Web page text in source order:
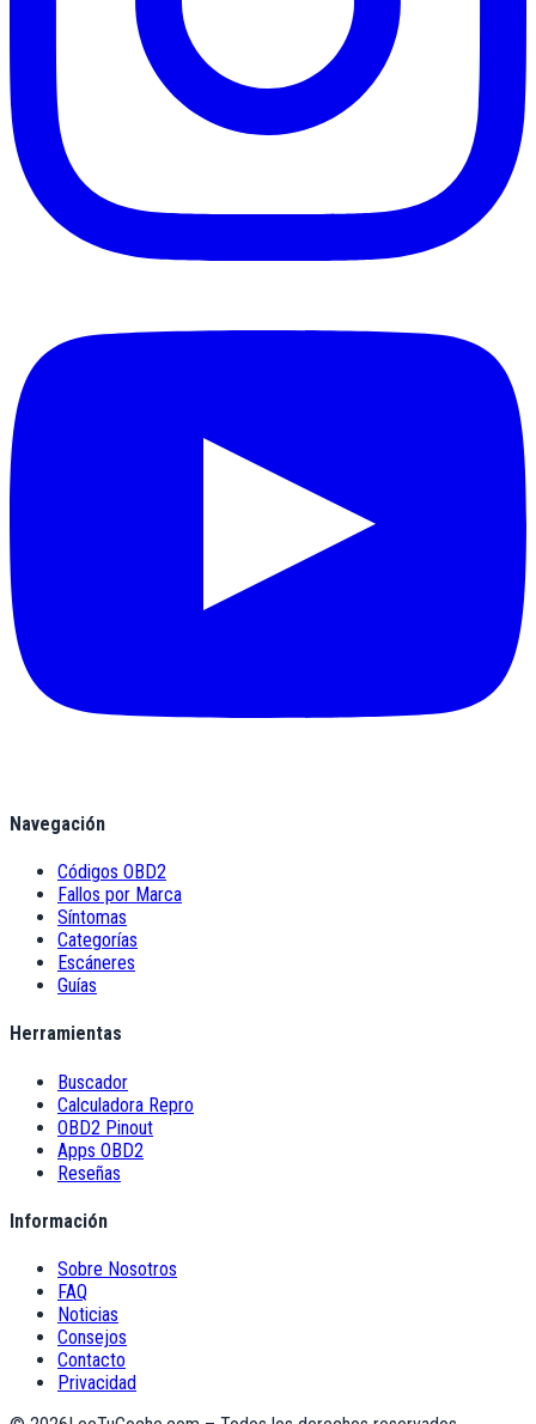
Navegación
Códigos OBD2
Fallos por Marca
Síntomas
Categorías
Escáneres
Guías
Herramientas
Buscador
Calculadora Repro
OBD2 Pinout
Apps OBD2
Reseñas
Información
Sobre Nosotros
FAQ
Noticias
Consejos
Contacto
Privacidad